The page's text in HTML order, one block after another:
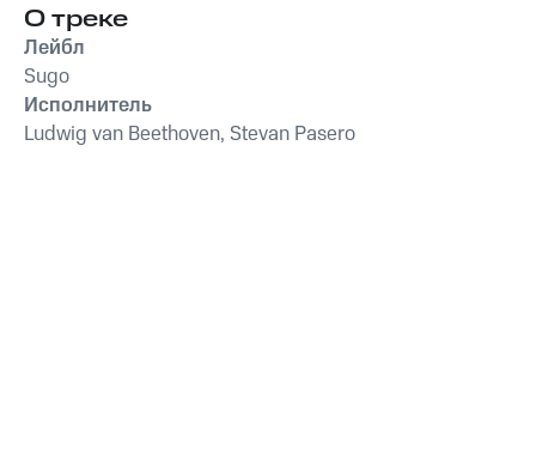
Франц Шуберт
String Orchestra
Антонио Вивальди
О треке
Лейбл
Sugo
Исполнитель
Ludwig van Beethoven, Stevan Pasero